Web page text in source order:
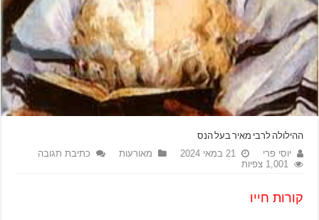
ההילולה לרבי מאיר בעל הנס
יוסי פרי 21 במאי 2024 מאורעות
כתיבת תגובה
1,001 צפיות
קורות חייו